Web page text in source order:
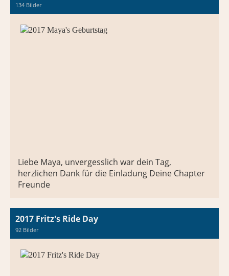
134 Bilder
Liebe Maya, unvergesslich war dein Tag,
herzlichen Dank für die Einladung Deine Chapter
Freunde
2017 Fritz's Ride Day
92 Bilder